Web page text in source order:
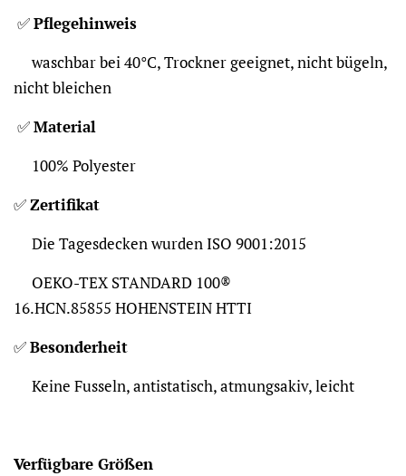
✅Pflegehinweis
waschbar bei 40°C, Trockner geeignet, nicht bügeln,
nicht bleichen
✅Material
100% Polyester
✅Zertifikat
Die Tagesdecken wurden ISO 9001:2015
OEKO-TEX STANDARD 100®
16.HCN.85855 HOHENSTEIN HTTI
✅Besonderheit
Keine Fusseln, antistatisch, atmungsakiv, leicht
Verfügbare Größen